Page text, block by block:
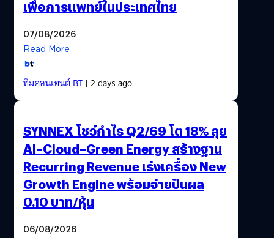
เพื่อการแพทย์ในประเทศไทย
07/08/2026
Read More
ทีมคอนเทนต์ BT| 2 days ago
SYNNEX โชว์กำไร Q2/69 โต 18% ลุย
AI–Cloud–Green Energy สร้างฐาน
Recurring Revenue เร่งเครื่อง New
Growth Engine พร้อมจ่ายปันผล
0.10 บาท/หุ้น
06/08/2026